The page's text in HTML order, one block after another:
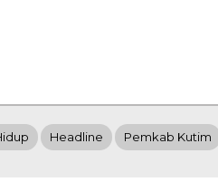
Headline Pemkab Kutim